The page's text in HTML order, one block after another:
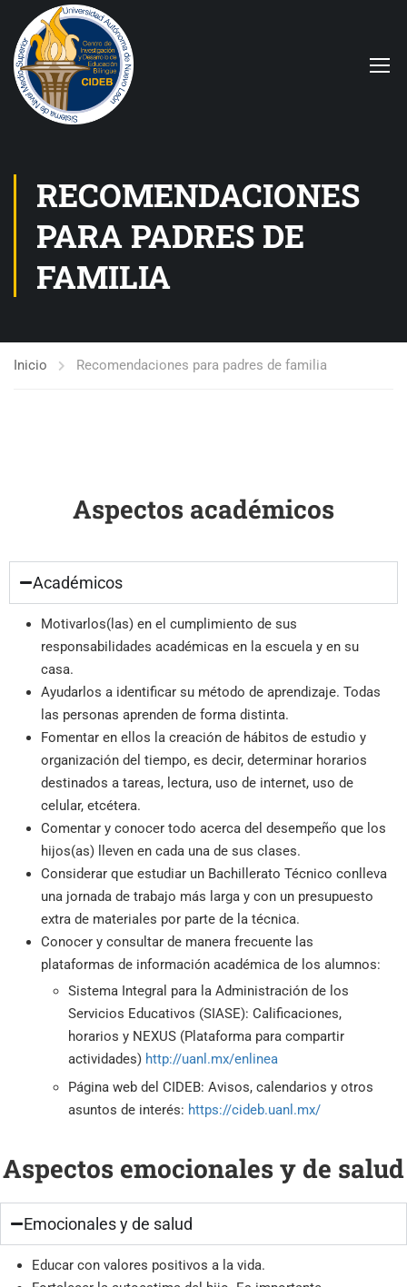
RECOMENDACIONES
PARA PADRES DE
FAMILIA
Inicio Recomendaciones para padres de familia
Aspectos académicos
Académicos
Motivarlos(las) en el cumplimiento de sus
responsabilidades académicas en la escuela y en su
casa.
Ayudarlos a identificar su método de aprendizaje. Todas
las personas aprenden de forma distinta.
Fomentar en ellos la creación de hábitos de estudio y
organización del tiempo, es decir, determinar horarios
destinados a tareas, lectura, uso de internet, uso de
celular, etcétera.
Comentar y conocer todo acerca del desempeño que los
hijos(as) lleven en cada una de sus clases.
Considerar que estudiar un Bachillerato Técnico conlleva
una jornada de trabajo más larga y con un presupuesto
extra de materiales por parte de la técnica.
Conocer y consultar de manera frecuente las
plataformas de información académica de los alumnos:
Sistema Integral para la Administración de los
Servicios Educativos (SIASE): Calificaciones,
horarios y NEXUS (Plataforma para compartir
actividades) http://uanl.mx/enlinea
Página web del CIDEB: Avisos, calendarios y otros
asuntos de interés: https://cideb.uanl.mx/
Aspectos emocionales y de salud
Emocionales y de salud
Educar con valores positivos a la vida.